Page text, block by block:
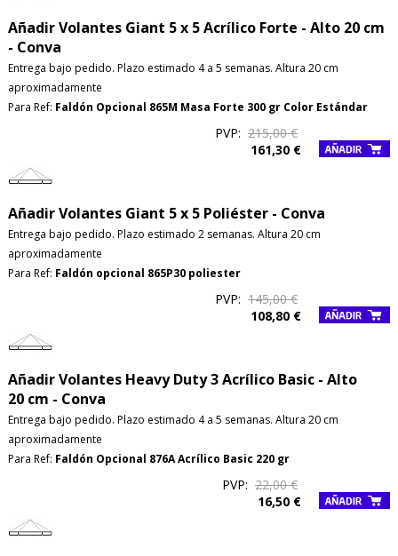
Añadir Volantes Giant 5 x 5 Acrílico Forte - Alto 20 cm
- Conva
Entrega bajo pedido. Plazo estimado 4 a 5 semanas. Altura 20 cm
aproximadamente
Para Ref: Faldón Opcional 865M Masa Forte 300 gr Color Estándar
PVP: 215,00 €
161,30 €
Añadir Volantes Giant 5 x 5 Poliéster - Conva
Entrega bajo pedido. Plazo estimado 2 semanas. Altura 20 cm
aproximadamente
Para Ref: Faldón opcional 865P30 poliester
PVP: 145,00 €
108,80 €
Añadir Volantes Heavy Duty 3 Acrílico Basic - Alto
20 cm - Conva
Entrega bajo pedido. Plazo estimado 4 a 5 semanas. Altura 20 cm
aproximadamente
Para Ref: Faldón Opcional 876A Acrílico Basic 220 gr
PVP: 22,00 €
16,50 €